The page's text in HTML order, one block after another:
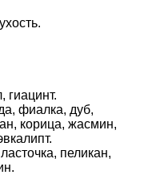
фиалка, дуб,
корица, жасмин,
пеликан,